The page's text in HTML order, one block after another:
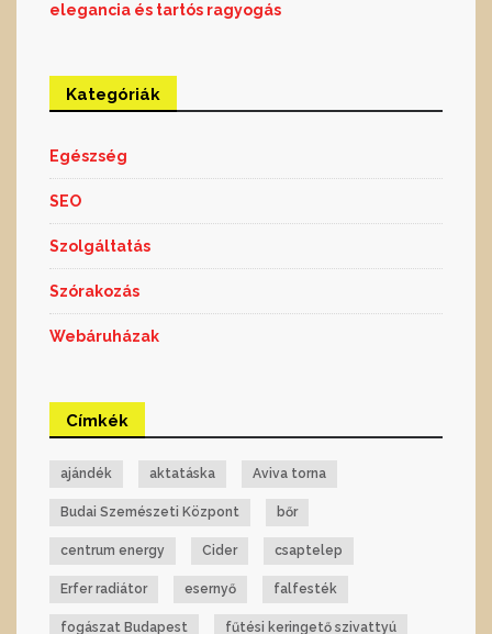
elegancia és tartós ragyogás
Kategóriák
Egészség
SEO
Szolgáltatás
Szórakozás
Webáruházak
Címkék
ajándék aktatáska Aviva torna
Budai Szemészeti Központ bőr
centrum energy Cider csaptelep
Erfer radiátor esernyő falfesték
fogászat Budapest fűtési keringető szivattyú